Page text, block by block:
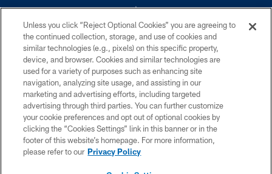
©2026 Dallas Cowboys. All rights reserved. Do not duplicate in any form
without permission of the Dallas Cowboys. The Dallas Cowboys
Cheerleaders will not initiate contact with any person to request personal or
financial information.
PRIVACY POLICY
ACCESSIBILITY
SITE MAP
Unless you click “Reject Optional Cookies” you are agreeing to
the continued collection, storage, and use of cookies and
similar technologies (e.g., pixels) on this specific property,
device, and browser. Cookies and similar technologies are
used for a variety of purposes such as enhancing site
navigation, analyzing site usage, and assisting in our
marketing and advertising efforts, including targeted
advertising through third parties. You can further customize
your cookie preferences and opt out of optional cookies by
clicking the “Cookies Settings” link in this banner or in the
footer of this website’s homepage. For more information,
please refer to our Privacy Policy